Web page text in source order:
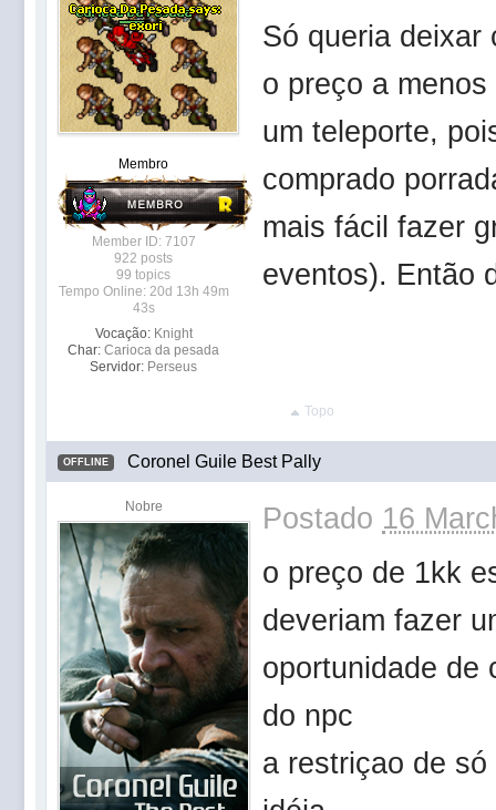
Membro
Member ID: 7107
922 posts
99 topics
Tempo Online: 20d 13h 49m
43s
Vocação: Knight
Char: Carioca da pesada
Servidor: Perseus
Só queria deixar
o preço a
um teleporte,
comprado
mais fácil fazer
eventos). Então
Topo
OFFLINE Coronel Guile Best Pally
Nobre Postado 16
o preço de 1kk
deveriam fazer
oportunidade de
do npc
a restriçao de